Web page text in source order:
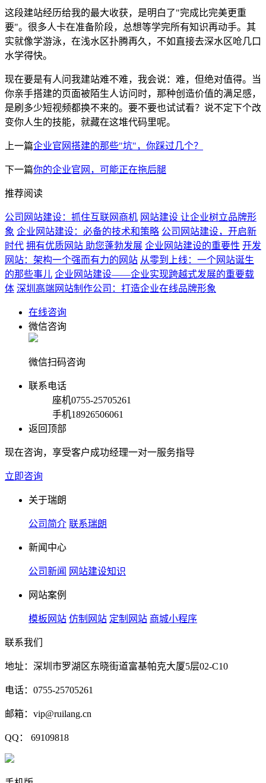
这段建站经历给我的最大收获，是明白了"完成比完美更重
要"。很多人卡在准备阶段，总想等学完所有知识再动手。其
实就像学游泳，在浅水区扑腾再久，不如直接去深水区呛几口
水学得快。
现在要是有人问我建站难不难，我会说：难，但绝对值得。当
你亲手搭建的页面被陌生人访问时，那种创造价值的满足感，
是刷多少短视频都换不来的。要不要也试试看？说不定下个改
变你人生的技能，就藏在这堆代码里呢。
上一篇企业官网搭建的那些"坑"，你踩过几个？
下一篇你的企业官网，可能正在拖后腿
推荐阅读
公司网站建设：抓住互联网商机 网站建设 让企业树立品牌形
象 企业网站建设：必备的技术和策略 公司网站建设，开启新
时代 拥有优质网站 助您蓬勃发展 企业网站建设的重要性 开发
网站：架构一个强而有力的网站 从零到上线：一个网站诞生
的那些事儿 企业网站建设——企业实现跨越式发展的重要载
体 深圳高端网站制作公司：打造企业在线品牌形象
在线咨询
微信咨询
微信扫码咨询
联系电话
座机0755-25705261
手机18926506061
返回顶部
现在咨询，享受客户成功经理一对一服务指导
立即咨询
关于瑞朗
公司简介 联系瑞朗
新闻中心
公司新闻 网站建设知识
网站案例
模板网站 仿制网站 定制网站 商城小程序
联系我们
地址：深圳市罗湖区东晓街道富基帕克大厦5层02-C10
电话：0755-25705261
邮箱：vip@ruilang.cn
QQ： 69109818